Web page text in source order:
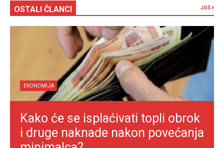
OSTALI ČLANCI JOŠ
EKONOMIJA
Kako će se isplaćivati topli obrok
i druge naknade nakon povećanja